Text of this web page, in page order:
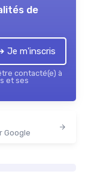
de
Je m'inscris
contacté(e) à
et ses
Google